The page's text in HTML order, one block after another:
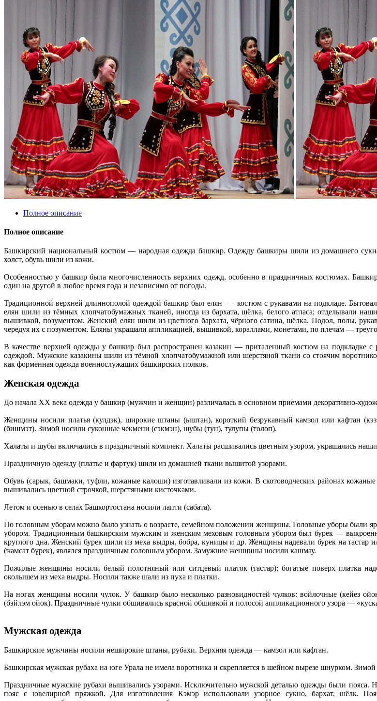
Полное описание
Полное описание
Башкирский национальный костюм — народная одежда башкир. Одежду башкиры шили из домашнего
холст, обувь шили из кожи.
Особенностью у башкир была многочисленность верхних одежд, особенно в праздничных костюмах.
один на другой в любое время года и независимо от погоды.
Традиционной верхней длиннополой одеждой башкир был елян — костюм с рукавами на подкладе.
елян шили из тёмных хлопчатобумажных тканей, иногда из бархата, шёлка, белого атласа; отделывали
вышивкой, позументом. Женский елян шили из цветного бархата, чёрного сатина, шёлка. Подол, полы,
чередуя их с позументом. Еляны украшали аппликацией, вышивкой, кораллами, монетами, по плечам —
В качестве верхней одежды у башкир был распространен казакин — приталенный костюм на подкладке
одеждой. Мужские казакины шили из тёмной хлопчатобумажной или шерстяной ткани со стоячим
как форменная одежда военнослужащих башкирских полков.
Женская одежда
До начала ХХ века одежда у башкир (мужчин и женщин) различалась в основном приемами декоративно-
Женщины носили платья (кулдэк), широкие штаны (ыштан), короткий безрукавный камзол или кафтан
(бишмэт). Зимой носили суконные чекмени (сэкмэн), шубы (тун), тулупы (толоп).
Халаты и шубы включались в праздничный комплект. Халаты расшивались цветным узором, украшались
Праздничную одежду (платье и фартук) шили из домашней ткани вышитой узорами.
Обувь (сарык, башмаки, туфли, кожаные калоши) изготавливали из кожи. В скотоводческих районах
вышивались цветной строчкой, шерстяными кисточками.
Летом и осенью в селах Башкортостана носили лапти (сабата).
По головным уборам можно было узнать о возрасте, семейном положении женщины. Головные уборы были
убором. Традиционным башкирским мужским и женским меховым головным убором был бурек —
круглого дна. Женский бурек шили из меха выдры, бобра, куницы и др. Женщины надевали бурек на
(ҡамсат бүрек), являлся праздничным головным убором. Замужние женщины носили кашмау.
Пожилые женщины носили белый полотняный или ситцевый платок (тастар); богатые поверх платка
околышем из меха выдры. Носили также шали из пуха и платки.
На ногах женщины носили чулок. У башкир было несколько разновидностей чулков: войлочные (кейез
(бэйлэм ойок). Праздничные чулки обшивались красной обшивкой и полосой аппликационного узора —
Мужская одежда
Башкирские мужчины носили неширокие штаны, рубахи. Верхняя одежда — камзол или кафтан.
Башкирская мужская рубаха на юге Урала не имела воротника и скрепляется в шейном вырезе шнурком.
Праздничные мужские рубахи вышивались узорами. Исключительно мужской деталью одежды были
пояс с ювелирной пряжкой. Для изготовления Кэмэр использовали узорное сукно, бархат, шёлк.